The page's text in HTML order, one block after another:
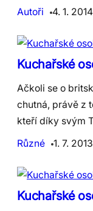
Autoři
4. 1. 2014
Kuchařské
Ačkoli se o
chutná, právě z
kteří díky svým
Různé
1. 7. 2013
Kuchařské